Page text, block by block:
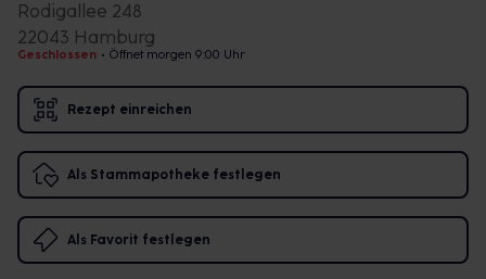
Rodigallee 248
22043 Hamburg
Geschlossen • Öffnet morgen 9:00 Uhr
Rezept einreichen
Als Stammapotheke festlegen
Als Favorit festlegen